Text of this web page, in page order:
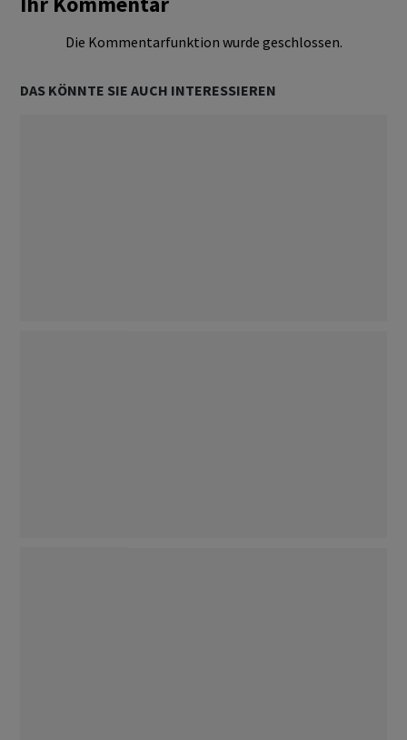
Die Kommentarfunktion wurde geschlossen.
DAS KÖNNTE SIE AUCH INTERESSIEREN